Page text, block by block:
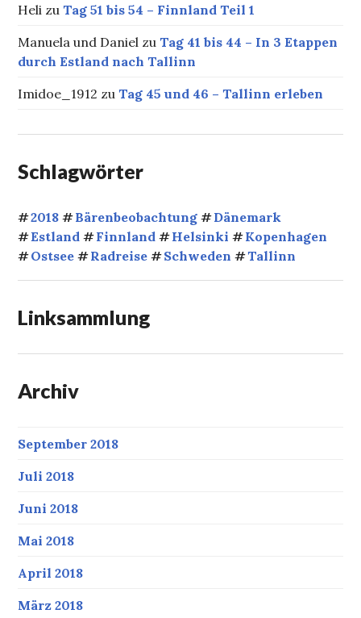
Heli zu Tag 51 bis 54 – Finnland Teil 1
Manuela und Daniel zu Tag 41 bis 44 – In 3 Etappen
durch Estland nach Tallinn
Imidoe_1912 zu Tag 45 und 46 – Tallinn erleben
Schlagwörter
2018 Bärenbeobachtung
Dänemark
Estland
Finnland Helsinki
Kopenhagen
Ostsee
Radreise Schweden Tallinn
Linksammlung
Archiv
September 2018
Juli 2018
Juni 2018
Mai 2018
April 2018
März 2018